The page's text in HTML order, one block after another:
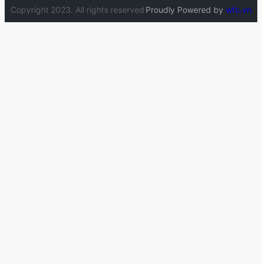
Copyright 2023. All rights reserved Proudly Powered by wfc.vn